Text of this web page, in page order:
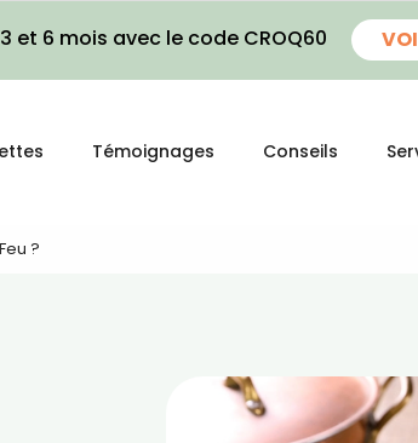
et 6 mois avec le code CROQ60
Témoignages Conseils
?